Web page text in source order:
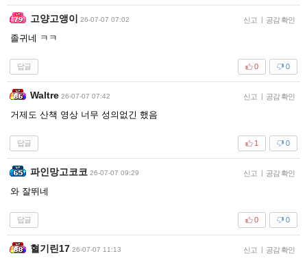
고양고앵이 26-07-07 07:02 신고 | 공감 확인
졸귀네 ㅋㅋ
답글 0
0
Waltre 26-07-07 07:42 신고 | 공감 확인
거제도 산책 영상 너무 성의없긴 했음
답글 0
1
파인망고코코 26-07-07 09:29 신고 | 공감 확인
와 잘뛰네
답글 0
0
혈기린17 26-07-07 11:13 신고 | 공감 확인